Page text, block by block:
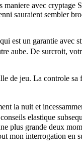
avec cryptage
sauraient sembler
est un garantie avec
aube. De surcroit,
de jeu. La controle sa
la nuit et
elastique
plus grande deux
mon interrogation en